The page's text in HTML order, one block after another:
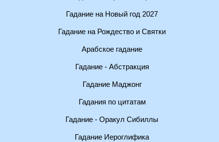
Гадание на Новый год 2027
Гадание на Рождество и Святки
Арабское гадание
Гадание - Абстракция
Гадание Маджонг
Гадания по цитатам
Гадание - Оракул Сибиллы
Гадание Иероглифика